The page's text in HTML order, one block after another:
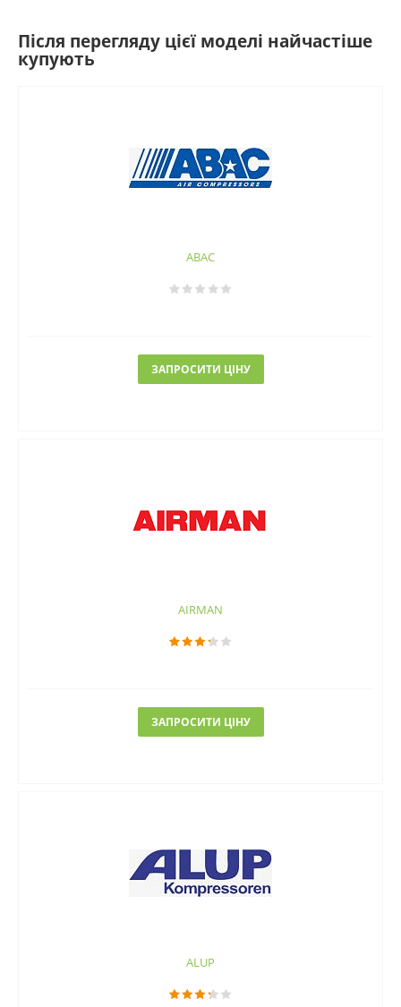
Після перегляду цієї моделі найчастіше
купують
ABAC
ЗАПРОСИТИ ЦІНУ
AIRMAN
ЗАПРОСИТИ ЦІНУ
ALUP